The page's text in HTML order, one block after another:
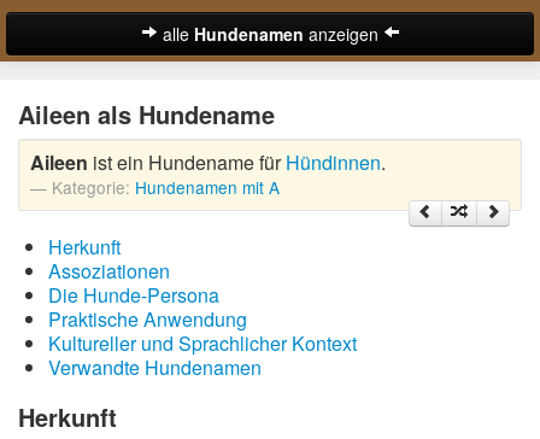
alle Hundenamen anzeigen
Hundenamen für Rüden
Hundenamen für Hündinnen
Beliebteste Hundenamen
Coole Hundenamen
Englische Hundenamen
Lustige Hundenamen
Aileen als Hundename
Aileen ist ein Hundename fürHündinnen.
Kategorie: Hundenamen mit A
Herkunft
Assoziationen
Die Hunde-Persona
Praktische Anwendung
Kultureller und Sprachlicher Kontext
Verwandte Hundenamen
Herkunft